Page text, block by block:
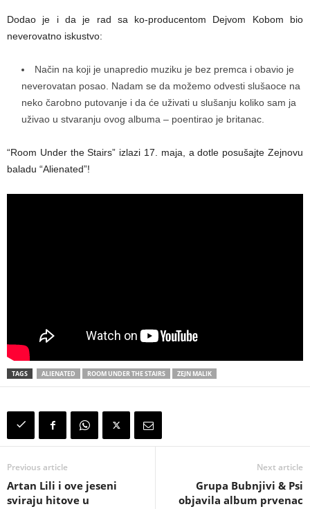
Dodao je i da je rad sa ko-producentom Dejvom Kobom bio
neverovatno iskustvo:
Način na koji je unapredio muziku je bez premca i obavio je
neverovatan posao. Nadam se da možemo odvesti slušaoce na
neko čarobno putovanje i da će uživati ​​u slušanju koliko sam ja
uživao u stvaranju ovog albuma – poentirao je britanac.
“Room Under the Stairs” izlazi 17. maja, a dotle posušajte Zejnovu
baladu “Alienated”!
TAGS ALIENATED ROOM UNDER THE STAIRS ZEJN MALIK
Previous article
Artan Lili i ove jeseni
sviraju hitove u
Next article
Grupa Bubnjivi & Psi
objavila album prvenac